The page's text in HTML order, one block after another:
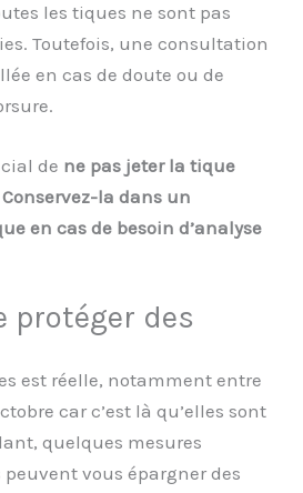
les tiques ne sont pas
Toutefois, une consultation
en cas de doute ou de
de ne pas jeter la tique
Conservez-la dans un
en cas de besoin d’analyse
protéger des
est réelle, notamment entre
car c’est là qu’elles sont
quelques mesures
vous épargner des